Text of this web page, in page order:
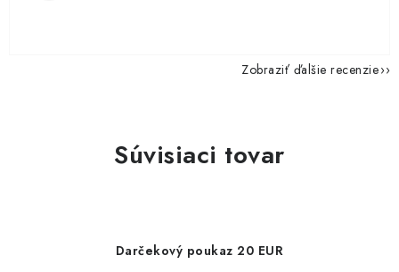
Zobraziť ďalšie recenzie
Súvisiaci tovar
Darčekový poukaz 20 EUR